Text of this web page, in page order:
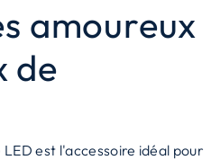
amoureux
de
est l'accessoire idéal pour